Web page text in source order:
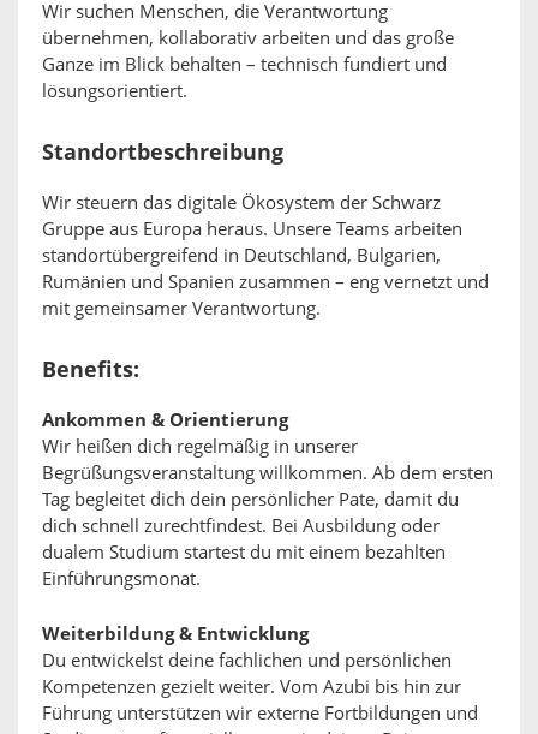
Wir suchen Menschen, die Verantwortung
übernehmen, kollaborativ arbeiten und das große
Ganze im Blick behalten – technisch fundiert und
lösungsorientiert.
Standortbeschreibung
Wir steuern das digitale Ökosystem der Schwarz
Gruppe aus Europa heraus. Unsere Teams arbeiten
standortübergreifend in Deutschland, Bulgarien,
Rumänien und Spanien zusammen – eng vernetzt und
mit gemeinsamer Verantwortung.
Benefits:
Ankommen & Orientierung
Wir heißen dich regelmäßig in unserer
Begrüßungsveranstaltung willkommen. Ab dem ersten
Tag begleitet dich dein persönlicher Pate, damit du
dich schnell zurechtfindest. Bei Ausbildung oder
dualem Studium startest du mit einem bezahlten
Einführungsmonat.
Weiterbildung & Entwicklung
Du entwickelst deine fachlichen und persönlichen
Kompetenzen gezielt weiter. Vom Azubi bis hin zur
Führung unterstützen wir externe Fortbildungen und